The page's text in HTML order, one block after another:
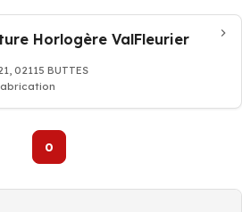
Horlogère ValFleurier
02115 BUTTES
0